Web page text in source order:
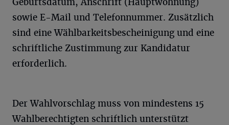
sowie E-Mail und Telefonnummer. Zusätzlich
sind eine Wählbarkeitsbescheinigung und eine
schriftliche Zustimmung zur Kandidatur
erforderlich.
Der Wahlvorschlag muss von mindestens 15
Wahlberechtigten schriftlich unterstützt